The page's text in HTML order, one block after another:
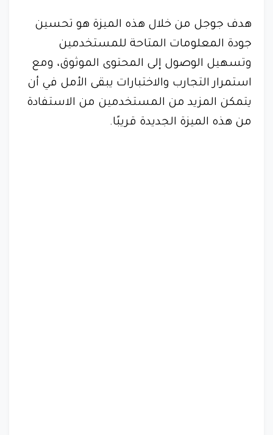
هدف جوجل من خلال هذه الميزة هو تحسين
جودة المعلومات المتاحة للمستخدمين
وتسهيل الوصول إلى المحتوى الموثوق، ومع
استمرار التجارب والاختبارات يبقى الأمل في أن
يتمكن المزيد من المستخدمين من الاستفادة
من هذه الميزة الجديدة قريبًا.